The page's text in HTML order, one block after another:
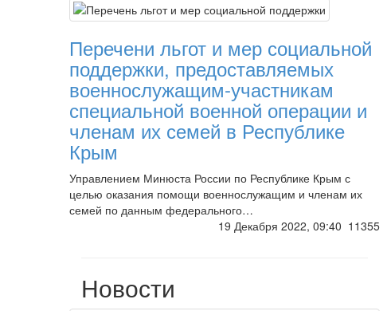
Перечени льгот и мер социальной
поддержки, предоставляемых
военнослужащим-участникам
специальной военной операции и
членам их семей в Республике
Крым
Управлением Минюста России по Республике Крым с
целью оказания помощи военнослужащим и членам их
семей по данным федерального…
19 Декабря 2022, 09:40 11355
Новости